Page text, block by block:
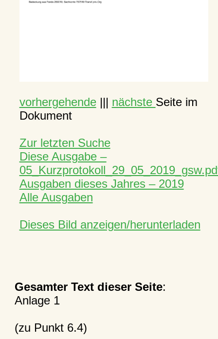
vorhergehende||| nächste Seite im
Dokument
Zur letzten Suche
Diese Ausgabe –
Ausgaben dieses Jahres – 2019
Alle Ausgaben
Dieses Bild anzeigen/herunterladen
Gesamter Text dieser Seite:
Anlage 1
(zu Punkt 6.4)